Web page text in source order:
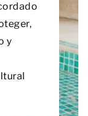
y